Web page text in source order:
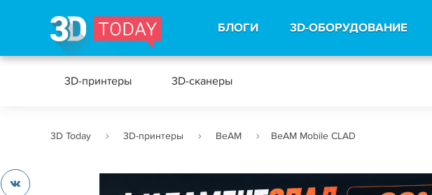
БЛОГИ 3D-ОБОРУДОВАНИЕ
3D-принтеры 3D-сканеры
3D Today 3D-принтеры BeAM BeAM Mobile CLAD